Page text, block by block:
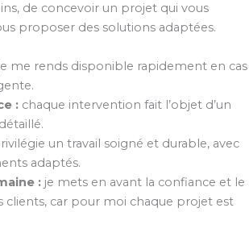
de concevoir un projet qui vous
proposer des solutions adaptées.
me rends disponible rapidement en cas
:chaque intervention fait l’objet d’un
un travail soigné et durable, avec
adaptés.
:je mets en avant la confiance et le
clients, car pour moi chaque projet est